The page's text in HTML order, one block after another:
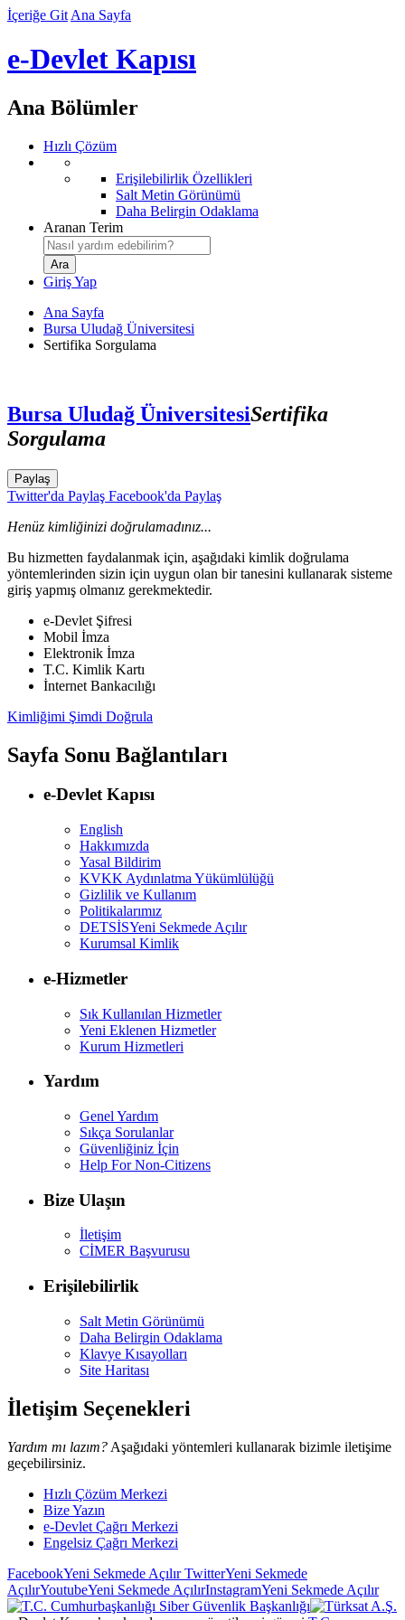
İçeriğe Git Ana Sayfa
e-Devlet Kapısı
Ana Bölümler
Hızlı Çözüm
Erişilebilirlik Özellikleri
Salt Metin Görünümü
Daha Belirgin Odaklama
Aranan Terim
Giriş Yap
Ana Sayfa
Bursa Uludağ Üniversitesi
Sertifika Sorgulama
Bursa Uludağ ÜniversitesiSertifika
Sorgulama
Paylaş
Twitter'da Paylaş Facebook'da Paylaş
Henüz kimliğinizi doğrulamadınız...
Bu hizmetten faydalanmak için, aşağıdaki kimlik doğrulama
yöntemlerinden sizin için uygun olan bir tanesini kullanarak sisteme
giriş yapmış olmanız gerekmektedir.
e-Devlet Şifresi
Mobil İmza
Elektronik İmza
T.C. Kimlik Kartı
İnternet Bankacılığı
Kimliğimi Şimdi Doğrula
Sayfa Sonu Bağlantıları
e-Devlet Kapısı
English
Hakkımızda
Yasal Bildirim
KVKK Aydınlatma Yükümlülüğü
Gizlilik ve Kullanım
Politikalarımız
DETSİSYeni Sekmede Açılır
Kurumsal Kimlik
e-Hizmetler
Sık Kullanılan Hizmetler
Yeni Eklenen Hizmetler
Kurum Hizmetleri
Yardım
Genel Yardım
Sıkça Sorulanlar
Güvenliğiniz İçin
Help For Non-Citizens
Bize Ulaşın
İletişim
CİMER Başvurusu
Erişilebilirlik
Salt Metin Görünümü
Daha Belirgin Odaklama
Klavye Kısayolları
Site Haritası
İletişim Seçenekleri
Yardım mı lazım? Aşağıdaki yöntemleri kullanarak bizimle iletişime
geçebilirsiniz.
Hızlı Çözüm Merkezi
Bize Yazın
e-Devlet Çağrı Merkezi
Engelsiz Çağrı Merkezi
FacebookYeni Sekmede AçılırTwitterYeni Sekmede
AçılırYoutubeYeni Sekmede AçılırInstagramYeni Sekmede Açılır